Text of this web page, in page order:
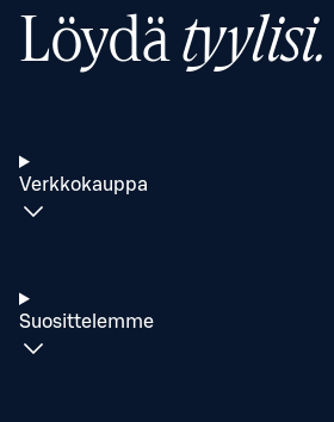
Löydätyylisi.
Verkkokauppa
Suosittelemme